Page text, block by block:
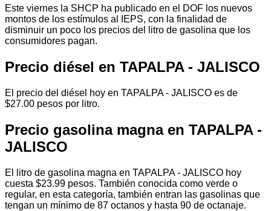
Este viernes la SHCP ha publicado en el DOF los nuevos
montos de los estímulos al IEPS, con la finalidad de
disminuir un poco los precios del litro de gasolina que los
consumidores pagan.
Precio diésel en TAPALPA - JALISCO
El precio del diésel hoy en TAPALPA - JALISCO es de
$27.00 pesos por litro.
Precio gasolina magna en TAPALPA -
JALISCO
El litro de gasolina magna en TAPALPA - JALISCO hoy
cuesta $23.99 pesos. También conocida como verde o
regular, en esta categoría, también entran las gasolinas que
tengan un mínimo de 87 octanos y hasta 90 de octanaje.